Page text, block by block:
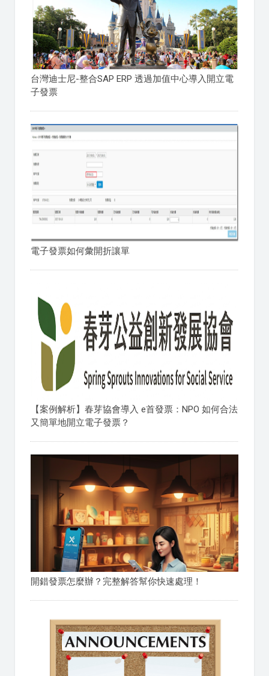
台灣迪士尼-整合SAP ERP 透過加值中心導入開立電
子發票
電子發票如何彙開折讓單
【案例解析】春芽協會導入 e首發票：NPO 如何合法
又簡單地開立電子發票？
開錯發票怎麼辦？完整解答幫你快速處理！